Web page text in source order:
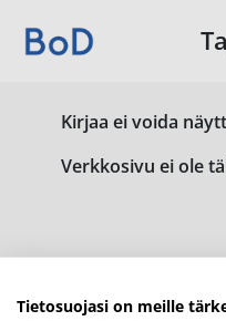
Kirjaa ei voida
Verkkosivu ei ole
Tietosuojasi on meille